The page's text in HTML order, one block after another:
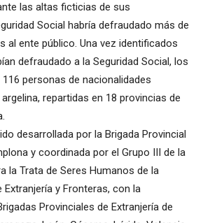
las altas ficticias de sus
Social habría defraudado más de
al ente público. Una vez identificados
defraudado a la Seguridad Social, los
personas de nacionalidades
repartidas en 18 provincias de
desarrollada por la Brigada Provincial
y coordinada por el Grupo III de la
la Trata de Seres Humanos de la
Extranjería y Fronteras, con la
Provinciales de Extranjería de